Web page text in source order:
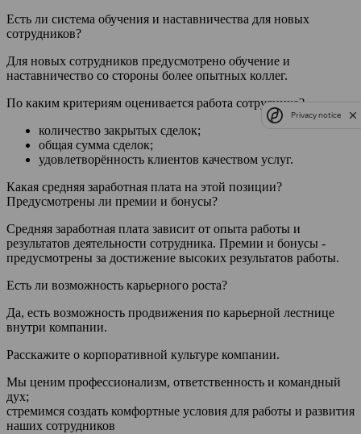
Есть ли система обучения и наставничества для новых
сотрудников?
Для новых сотрудников предусмотрено обучение и
наставничество со стороны более опытных коллег.
По каким критериям оценивается работа сотрудника?
количество закрытых сделок;
общая сумма сделок;
удовлетворённость клиентов качеством услуг.
Какая средняя заработная плата на этой позиции?
Предусмотрены ли премии и бонусы?
Средняя заработная плата зависит от опыта работы и
результатов деятельности сотрудника. Премии и бонусы -
предусмотрены за достижение высоких результатов работы.
Есть ли возможность карьерного роста?
Да, есть возможность продвижения по карьерной лестнице
внутри компании.
Расскажите о корпоративной культуре компании.
Мы ценим профессионализм, ответственность и командный
дух;
стремимся создать комфортные условия для работы и развития
наших сотрудников
Privacy notice